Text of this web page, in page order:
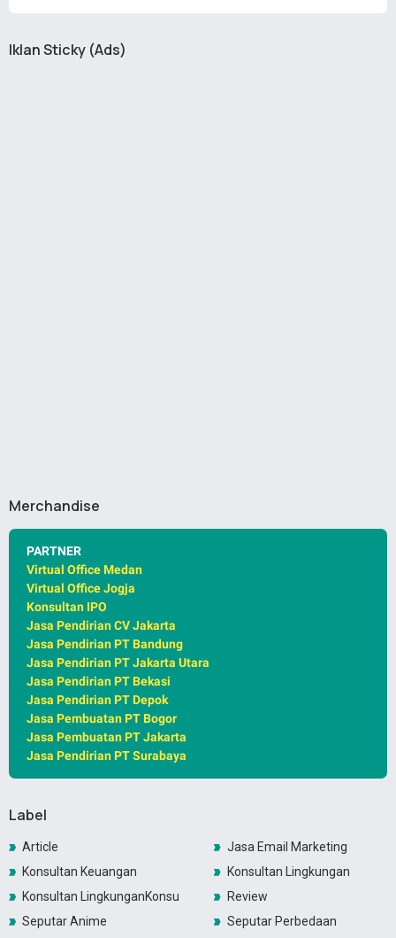
Iklan Sticky (Ads)
Merchandise
PARTNER
Virtual Office Medan
Virtual Office Jogja
Konsultan IPO
Jasa Pendirian CV Jakarta
Jasa Pendirian PT Bandung
Jasa Pendirian PT Jakarta Utara
Jasa Pendirian PT Bekasi
Jasa Pendirian PT Depok
Jasa Pembuatan PT Bogor
Jasa Pembuatan PT Jakarta
Jasa Pendirian PT Surabaya
Label
Article
Jasa Email Marketing
Konsultan Keuangan
Konsultan Lingkungan
Konsultan LingkunganKonsultan Lingkungan
Review
Seputar Anime
Seputar Perbedaan